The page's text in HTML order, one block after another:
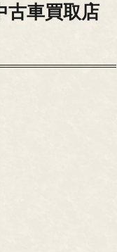
古車買取店